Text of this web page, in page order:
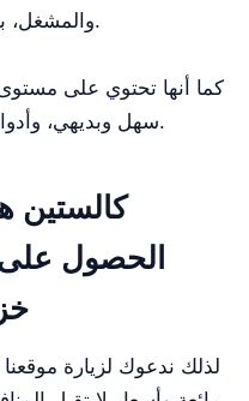
والمشغل، بالإضافة إلى تسهيل جمع العينات.
كما أنها تحتوي على
سهل وبديهي، وأدوات متخصصة ونظام تتبع ومراقبة.
الحصول
لذلك ندعوك لزيارة موقعنا